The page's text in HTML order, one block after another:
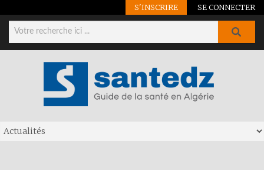
S'INSCRIRE SE CONNECTER